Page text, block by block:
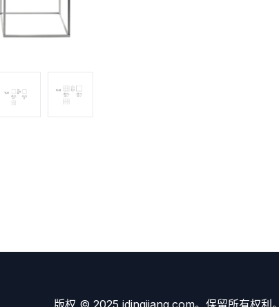
版权 © 2025 idingjiang.com。保留所有权利。